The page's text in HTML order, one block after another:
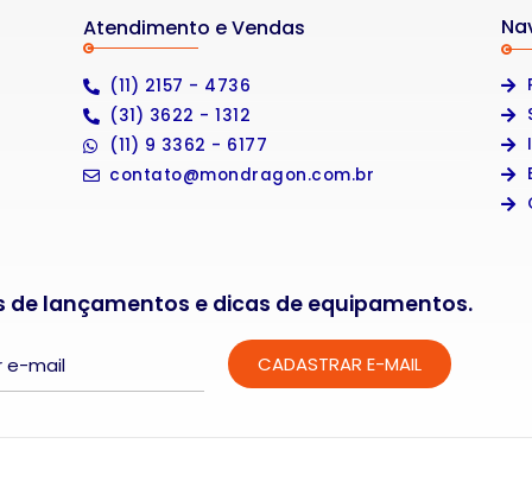
Atendimento e Vendas
(11) 2157 - 4736
(31) 3622 - 1312
(11) 9 3362 - 6177
contato@mondragon.com.br
lançamentos e dicas de equipamentos.